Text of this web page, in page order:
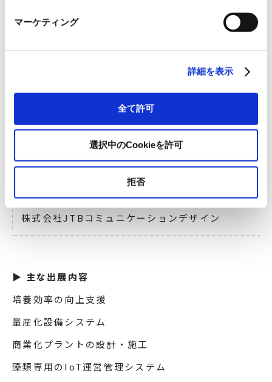
マーケティング
詳細を表示
全て許可
選択中のCookieを許可
拒否
パシフィコ横浜
BioJapan 2025 来場登録
BioJapan組織委員会
株式会社JTBコミュニケーションデザイン
▶ 主な出展内容
培養効率の向上支援
量産化設備システム
商業化プラントの設計・施工
藻類専用のIoT運営管理システム